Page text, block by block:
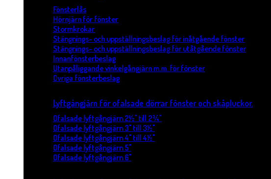
Fönsterlås
Hörnjärn för fönster
Stormkrokar
Stängnings- och uppställningsbeslag för inåtgående fönster
Stängnings- och uppställningsbeslag för utåtgående fönster
Innanfönsterbeslag
Utanpåliggande vinkelgångjärn m.m. för fönster
Övriga fönsterbeslag
Lyftgångjärn för ofalsade dörrar fönster och skåpluckor.
Ofalsade lyftgångjärn 2½" till 2¾"
Ofalsade lyftgångjärn 3" till 3½"
Ofalsade lyftgångjärn 4" till 4½"
Ofalsade lyftgångjärn 5"
Ofalsade lyftgångjärn 6"